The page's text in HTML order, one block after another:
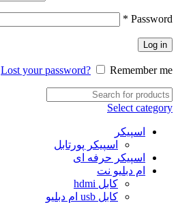
Password
*
Log in
Lost your password? Remember me
Select category
اسپیکر
اسپیکر پورتابل
اسپیکر حرفه ای
ام دبلیو نت
کابل hdmi
کابل usb ام دبلیو